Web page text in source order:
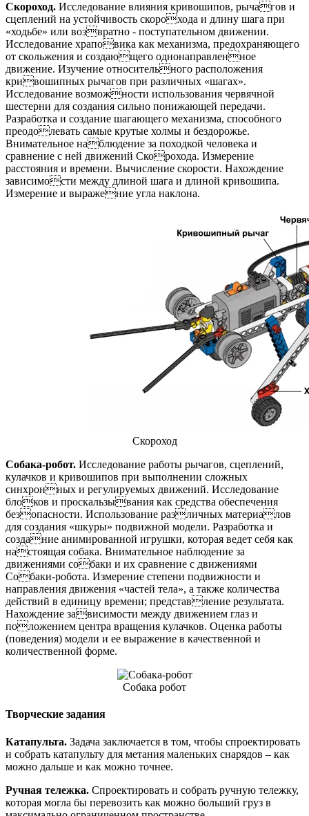
Скороход. Исследование влияния кривошипов, рычагов и
сцеплений на устойчивость скорохода и длину шага при
«ходьбе» или возвратно - поступательном движении.
Исследование храповика как механизма, предохраняющего
от скольжения и создающего однонаправленное
движение. Изучение относительного расположения
кривошипных рычагов при различных «шагах».
Исследование возможности использования червячной
шестерни для создания сильно понижающей передачи.
Разработка и создание шагающего механизма, способного
преодолевать самые крутые холмы и бездорожье.
Внимательное наблюдение за походкой человека и
сравнение с ней движений Скорохода. Измерение
расстояния и времени. Вычисление скорости. Нахождение
зависимости между длиной шага и длиной кривошипа.
Измерение и выражение угла наклона.
Скороход
Собака-робот. Исследование работы рычагов, сцеплений,
кулачков и кривошипов при выполнении сложных
синхронных и регулируемых движений. Исследование
блоков и проскальзывания как средства обеспечения
безопасности. Использование различных материалов
для создания «шкуры» подвижной модели. Разработка и
создание анимированной игрушки, которая ведет себя как
настоящая собака. Внимательное наблюдение за
движениями собаки и их сравнение с движениями
Собаки-робота. Измерение степени подвижности и
направления движения «частей тела», а также количества
действий в единицу времени; представление результата.
Нахождение зависимости между движением глаз и
положением центра вращения кулачков. Оценка работы
(поведения) модели и ее выражение в качественной и
количественной форме.
Собака робот
Творческие задания
Катапульта. Задача заключается в том, чтобы спроектировать
и собрать катапульту для метания маленьких снарядов – как
можно дальше и как можно точнее.
Ручная тележка. Спроектировать и собрать ручную тележку,
которая могла бы перевозить как можно больший груз в